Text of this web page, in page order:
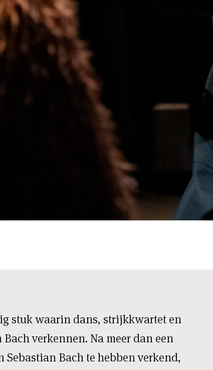
stuk waarin dans, strijkkwartet en
verkennen. Na meer dan een
Bach te hebben verkend,